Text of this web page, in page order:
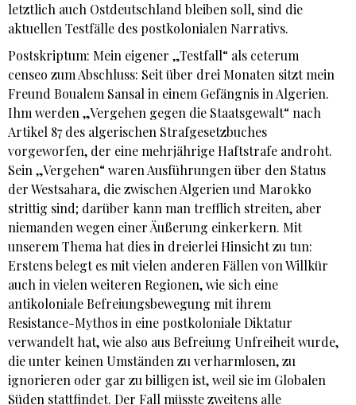
letztlich auch Ostdeutschland bleiben soll, sind die
aktuellen Testfälle des postkolonialen Narrativs.
Postskriptum: Mein eigener „Testfall“ als ceterum
censeo zum Abschluss: Seit über drei Monaten sitzt mein
Freund Boualem Sansal in einem Gefängnis in Algerien.
Ihm werden „Vergehen gegen die Staatsgewalt“ nach
Artikel 87 des algerischen Strafgesetzbuches
vorgeworfen, der eine mehrjährige Haftstrafe androht.
Sein „Vergehen“ waren Ausführungen über den Status
der Westsahara, die zwischen Algerien und Marokko
strittig sind; darüber kann man trefflich streiten, aber
niemanden wegen einer Äußerung einkerkern. Mit
unserem Thema hat dies in dreierlei Hinsicht zu tun:
Erstens belegt es mit vielen anderen Fällen von Willkür
auch in vielen weiteren Regionen, wie sich eine
antikoloniale Befreiungsbewegung mit ihrem
Resistance-Mythos in eine postkoloniale Diktatur
verwandelt hat, wie also aus Befreiung Unfreiheit wurde,
die unter keinen Umständen zu verharmlosen, zu
ignorieren oder gar zu billigen ist, weil sie im Globalen
Süden stattfindet. Der Fall müsste zweitens alle